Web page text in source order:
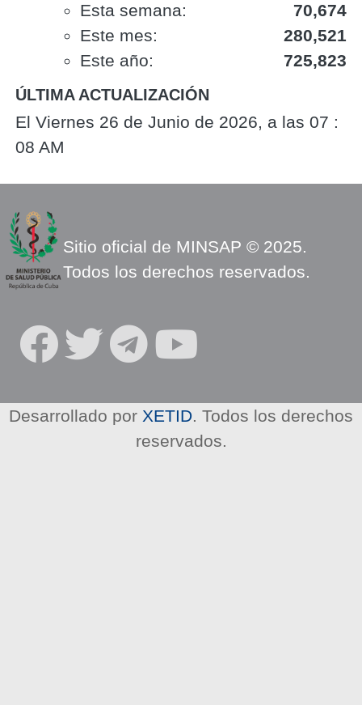
Esta semana:
70,674
Este mes:
280,521
Este año:
725,823
ÚLTIMA ACTUALIZACIÓN
El Viernes 26 de Junio de 2026, a las 07 :
08 AM
Sitio oficial de MINSAP © 2025.
Todos los derechos reservados.
R
E
Desarrollado por XETID . Todos los derechos
reservados.